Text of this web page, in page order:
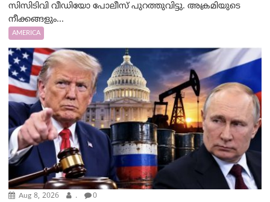
സിസിടിവി വീഡിയോ പോലീസ് പുറത്തുവിട്ടു. അക്രമിയുടെ
നീക്കങ്ങളും...
AMERICA
Aug 8, 2026 . 0